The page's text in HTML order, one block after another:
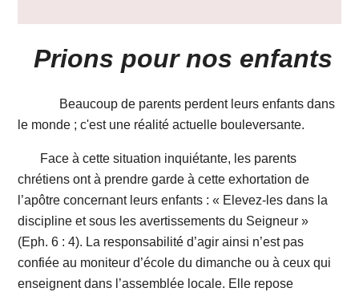
Prions pour nos enfants
Beaucoup de parents perdent leurs enfants dans
le monde ; c'est une réalité actuelle bouleversante.
Face à cette situation inquiétante, les parents
chrétiens ont à prendre garde à cette exhortation de
l’apôtre concernant leurs enfants : « Elevez-les dans la
discipline et sous les avertissements du Seigneur »
(Eph. 6 : 4). La responsabilité d’agir ainsi n’est pas
confiée au moniteur d’école du dimanche ou à ceux qui
enseignent dans l’assemblée locale. Elle repose